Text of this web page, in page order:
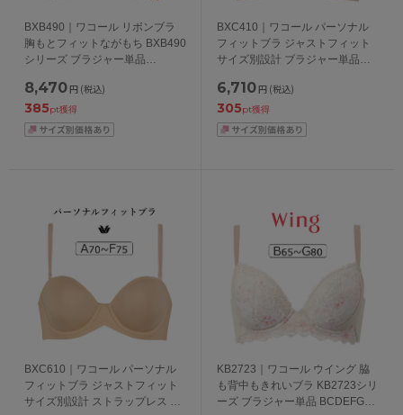
BXB490｜ワコール リボンブラ
胸もとフィットながもち BXB490
シリーズ ブラジャー単品
65/70/75cm
8,470 円 (税込)
385pt獲得
BXC410｜ワコール パーソナル
フィットブラ ジャストフィット
サイズ別設計 ブラジャー単品
65/70/75/80/85cm
6,710 円 (税込)
305pt獲得
BXC610｜ワコール パーソナル
フィットブラ ジャストフィット
サイズ別設計 ストラップレス ブ
KB2723｜ワコール ウイング 脇
も背中もきれいブラ KB2723シリ
ーズ ブラジャー単品 BCDEFGカ